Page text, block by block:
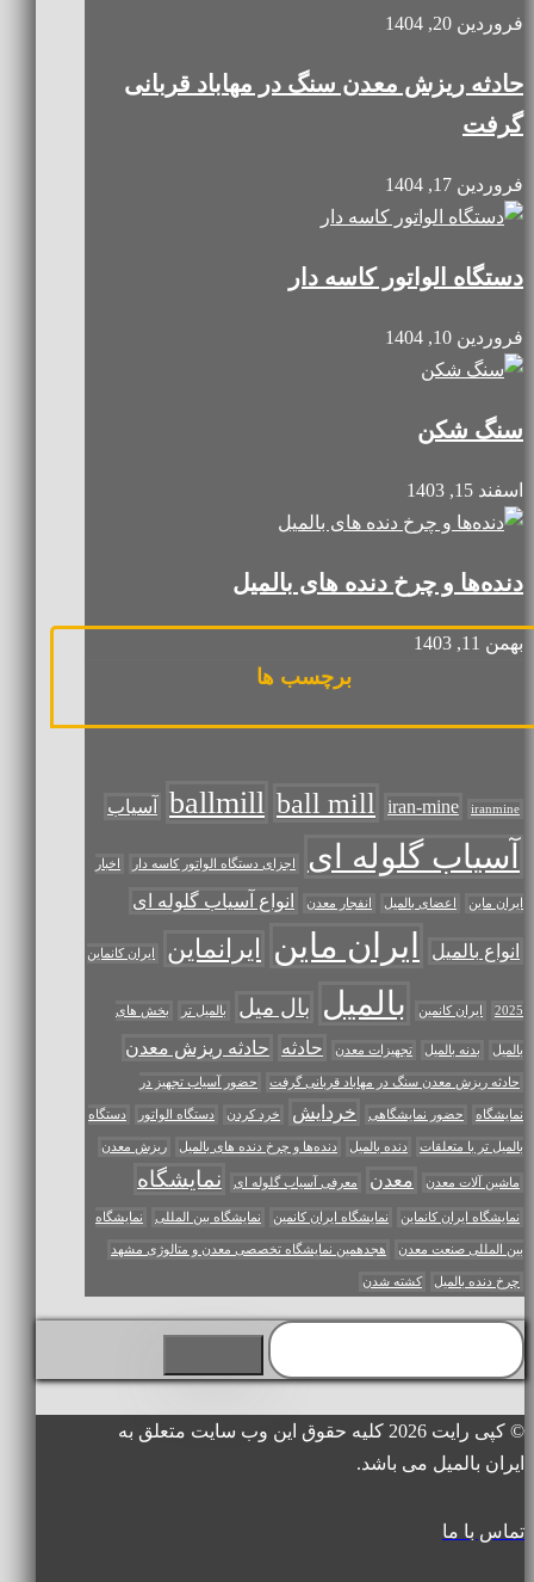
فروردین 20, 1404
حادثه ریزش معدن سنگ در مهاباد قربانی
گرفت
فروردین 17, 1404
دستگاه الواتور کاسه ‌دار
فروردین 10, 1404
سنگ شکن
اسفند 15, 1403
دنده‌ها و چرخ‌ دنده‌ های بالمیل
بهمن 11, 1403
برچسب ها
ballmill ball mill iran-mine iranmine آسیاب
آسیاب گلوله ای اجزای دستگاه الواتور کاسه ‌دار اخبار
ایران ماین اعضای بالمیل انفجار معدن انواع آسیاب گلوله ای
انواع بالمیل ایران ماین ایرانماین ایران کانماین
2025 ایران کانمین بالمیل بال میل بالمیل تر بخش های
بالمیل بدنه بالمیل تجهیزات معدن حادثه حادثه ریزش معدن
حادثه ریزش معدن سنگ در مهاباد قربانی گرفت حضور آسیاب تجهیز در
نمایشگاه حضور نمایشگاهی خردایش خرد کردن دستگاه الواتور دستگاه
بالمیل تر با متعلقات دنده بالمیل دنده‌ها و چرخ‌ دنده‌ های بالمیل ریزش معدن
ماشین آلات معدن معدن معرفی آسیاب گلوله ای نمایشگاه
نمایشگاه ایران کانماین نمایشگاه ایران کانمین نمایشگاه بین المللی نمایشگاه
بین المللی صنعت معدن هجدهمین نمایشگاه تخصصی معدن و متالوژی مشهد
چرخ دنده بالمیل کشته شدن
© کپی رایت 2026 کلیه حقوق این وب سایت متعلق به
ایران بالمیل می باشد.
تماس با ما